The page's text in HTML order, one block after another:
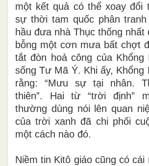
một kết quả có thể xoay đổi
sự thời tam quốc phân
hầu đưa nhà Thục thống
bỗng một cơn mưa bất chợt
tắt đòn hoả công của Khổng
sống Tư Mã Ý. Khi ấy, Khổng
rằng: “Mưu sự tại nhân.
thiên”. Hai từ “trời định”
thường dùng nói lên quan
của trời xanh đã chi phối
một cách nào đó.
Niềm tin Kitô giáo cũng có cái